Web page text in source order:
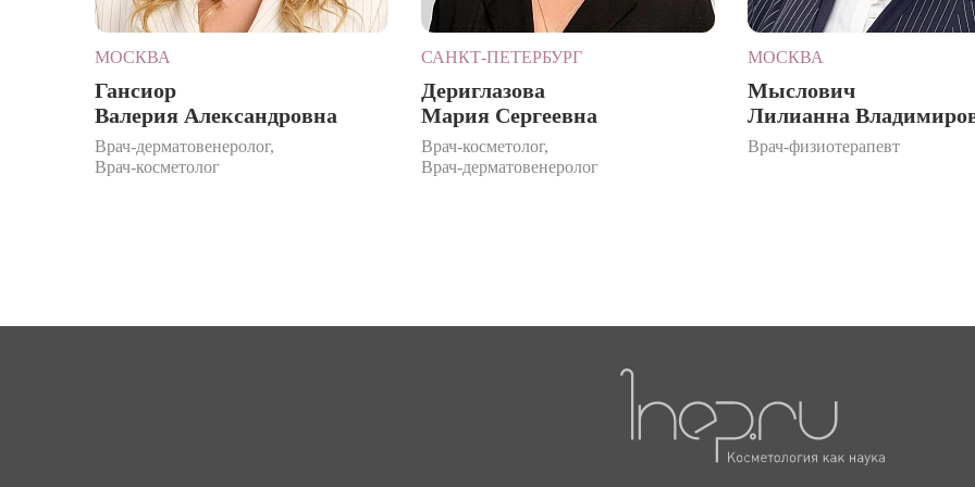
МОСКВА
Гансиор
Валерия Александровна
Врач-дерматовенеролог,
Врач-косметолог
САНКТ-ПЕТЕРБУРГ
Дериглазова
Мария Сергеевна
Врач-косметолог,
Врач-дерматовенеролог
МОСКВА
Мыслович
Лилианна
Врач-физиотерапевт